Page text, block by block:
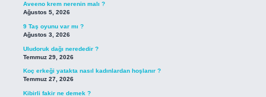
Aveeno krem nerenin malı ?
Ağustos 5, 2026
9 Taş oyunu var mı ?
Ağustos 3, 2026
Uludoruk dağı nerededir ?
Temmuz 29, 2026
Koç erkeği yatakta nasıl kadınlardan hoşlanır ?
Temmuz 27, 2026
Kibirli fakir ne demek ?